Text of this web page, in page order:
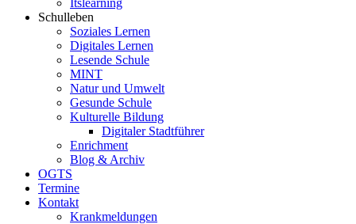
Itslearning
Schulleben
Soziales Lernen
Digitales Lernen
Lesende Schule
MINT
Natur und Umwelt
Gesunde Schule
Kulturelle Bildung
Digitaler Stadtführer
Enrichment
Blog & Archiv
OGTS
Termine
Kontakt
Krankmeldungen